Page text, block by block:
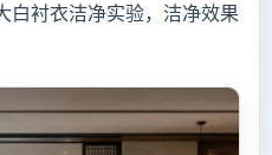
白衬衣洁净实验，洁净效果